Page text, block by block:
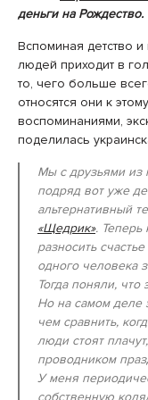
деньги на Рождество.
Вспоминая детство
людей приходит в
то, чего больше
относятся они к
воспоминаниями,
поделилась
Мы с друзьями из
подряд вот уже
альтернативный
«Щедрик». Теперь
разносить
одного человека
Тогда поняли, что
Но на самом деле
чем сравнить,
люди стоят
проводником
У меня
собственную